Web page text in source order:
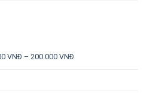
VNĐ – 200.000 VNĐ